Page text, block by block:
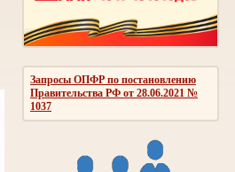
Запросы ОПФР по постановлению
Правительства РФ от 28.06.2021 №
1037